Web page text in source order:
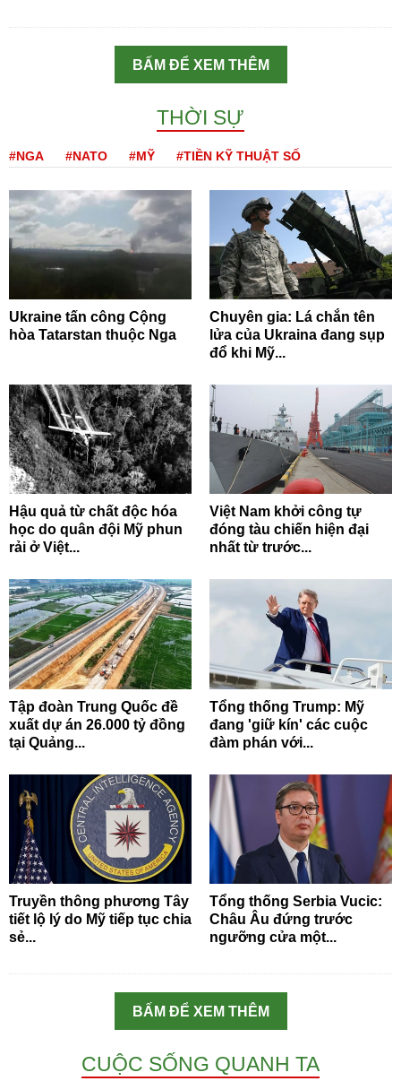
BẤM ĐỂ XEM THÊM
THỜI SỰ
#NGA #NATO #MỸ #TIỀN KỸ THUẬT SỐ
Ukraine tấn công Cộng
hòa Tatarstan thuộc Nga
Chuyên gia: Lá chắn tên
lửa của Ukraina đang sụp
đổ khi Mỹ...
Hậu quả từ chất độc hóa
học do quân đội Mỹ phun
rải ở Việt...
Việt Nam khởi công tự
đóng tàu chiến hiện đại
nhất từ trước...
Tập đoàn Trung Quốc đề
xuất dự án 26.000 tỷ đồng
tại Quảng...
Tổng thống Trump: Mỹ
đang 'giữ kín' các cuộc
đàm phán với...
Truyền thông phương Tây
tiết lộ lý do Mỹ tiếp tục chia
sẻ...
Tổng thống Serbia Vucic:
Châu Âu đứng trước
ngưỡng cửa một...
BẤM ĐỂ XEM THÊM
CUỘC SỐNG QUANH TA